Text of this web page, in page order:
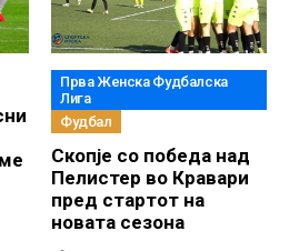
Прва Женска Фудбалска
Лига
Фудбал
Скопје со победа над
Пелистер во Кравари
пред стартот на
новата сезона